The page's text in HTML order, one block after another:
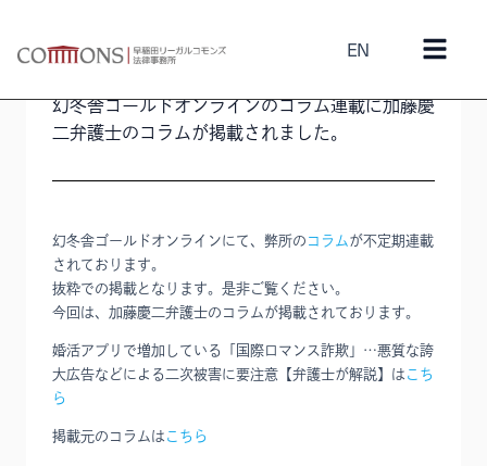
EN
2025年2月11日 加藤慶二
幻冬舎ゴールドオンラインのコラム連載に加藤慶
二弁護士のコラムが掲載されました。
幻冬舎ゴールドオンラインにて、弊所の コラム が不定期連載
されております。
抜粋での掲載となります。是非ご覧ください。
今回は、加藤慶二弁護士のコラムが掲載されております。
婚活アプリで増加している「国際ロマンス詐欺」…悪質な誇
大広告などによる二次被害に要注意【弁護士が解説】は こち
ら
掲載元のコラムは こちら